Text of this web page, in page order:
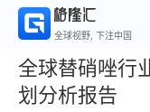
全球视野, 下注中国
全球替硝唑行
划分析报告